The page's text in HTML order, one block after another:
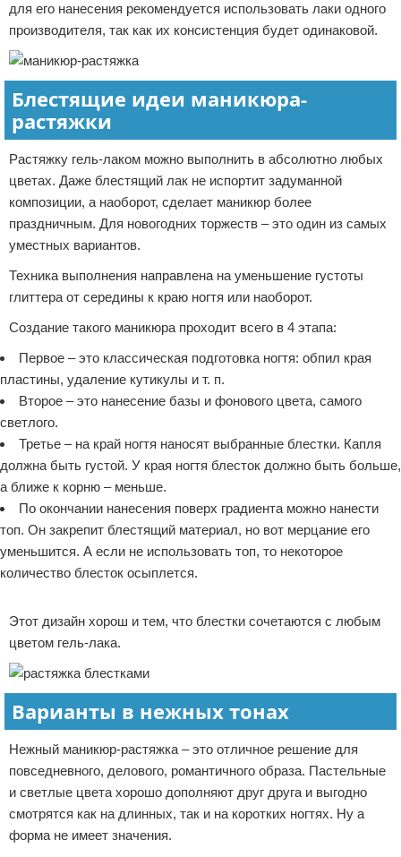
для его нанесения рекомендуется использовать лаки одного
производителя, так как их консистенция будет одинаковой.
Блестящие идеи маникюра-
растяжки
Растяжку гель-лаком можно выполнить в абсолютно любых
цветах. Даже блестящий лак не испортит задуманной
композиции, а наоборот, сделает маникюр более
праздничным. Для новогодних торжеств – это один из самых
уместных вариантов.
Техника выполнения направлена на уменьшение густоты
глиттера от середины к краю ногтя или наоборот.
Создание такого маникюра проходит всего в 4 этапа:
Первое – это классическая подготовка ногтя: обпил края
пластины, удаление кутикулы и т. п.
Второе – это нанесение базы и фонового цвета, самого
светлого.
Третье – на край ногтя наносят выбранные блестки. Капля
должна быть густой. У края ногтя блесток должно быть больше,
а ближе к корню – меньше.
По окончании нанесения поверх градиента можно нанести
топ. Он закрепит блестящий материал, но вот мерцание его
уменьшится. А если не использовать топ, то некоторое
количество блесток осыплется.
Этот дизайн хорош и тем, что блестки сочетаются с любым
цветом гель-лака.
Варианты в нежных тонах
Нежный маникюр-растяжка – это отличное решение для
повседневного, делового, романтичного образа. Пастельные
и светлые цвета хорошо дополняют друг друга и выгодно
смотрятся как на длинных, так и на коротких ногтях. Ну а
форма не имеет значения.